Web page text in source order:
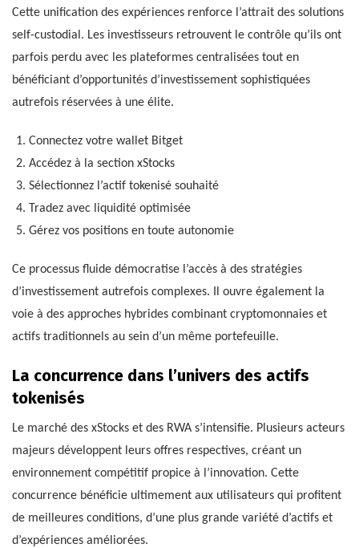
Cette unification des expériences renforce l’attrait des solutions
self-custodial. Les investisseurs retrouvent le contrôle qu’ils ont
parfois perdu avec les plateformes centralisées tout en
bénéficiant d’opportunités d’investissement sophistiquées
autrefois réservées à une élite.
Connectez votre wallet Bitget
Accédez à la section xStocks
Sélectionnez l’actif tokenisé souhaité
Tradez avec liquidité optimisée
Gérez vos positions en toute autonomie
Ce processus fluide démocratise l’accès à des stratégies
d’investissement autrefois complexes. Il ouvre également la
voie à des approches hybrides combinant cryptomonnaies et
actifs traditionnels au sein d’un même portefeuille.
La concurrence dans l’univers des actifs
tokenisés
Le marché des xStocks et des RWA s’intensifie. Plusieurs acteurs
majeurs développent leurs offres respectives, créant un
environnement compétitif propice à l’innovation. Cette
concurrence bénéficie ultimement aux utilisateurs qui profitent
de meilleures conditions, d’une plus grande variété d’actifs et
d’expériences améliorées.